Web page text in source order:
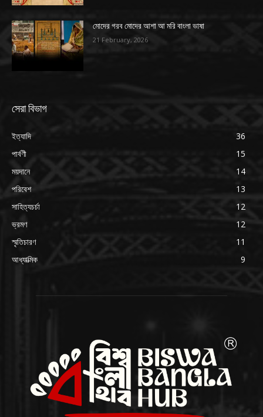
মোদের গরব মোদের আশা আ মরি বাংলা ভাষা
21 February, 2026
সেরা বিভাগ
ইত্যাদি
36
পার্বণী
15
ময়দানে
14
পরিবেশ
13
সাহিত্যচর্চা
12
ভ্রমণ
12
স্মৃতিচারণ
11
আধ্যাত্মিক
9